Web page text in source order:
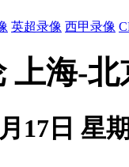
英超录像 西甲录像
上海-
17日 星